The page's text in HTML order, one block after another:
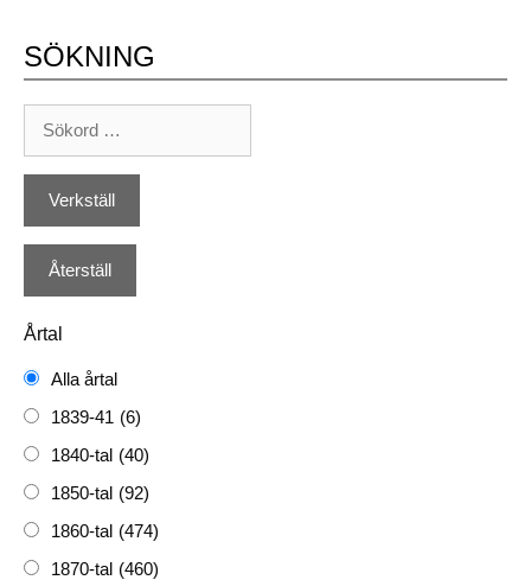
SÖKNING
Årtal
Alla årtal
1839-41 (6)
1840-tal (40)
1850-tal (92)
1860-tal (474)
1870-tal (460)